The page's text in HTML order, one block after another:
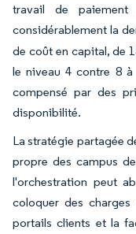
travail de paiement
considérablement la
de coût en capital, de
le niveau 4 contre 8
compensé par des
disponibilité.
La stratégie partagée
propre des campus
l'orchestration peut
coloquer des
portails clients et la